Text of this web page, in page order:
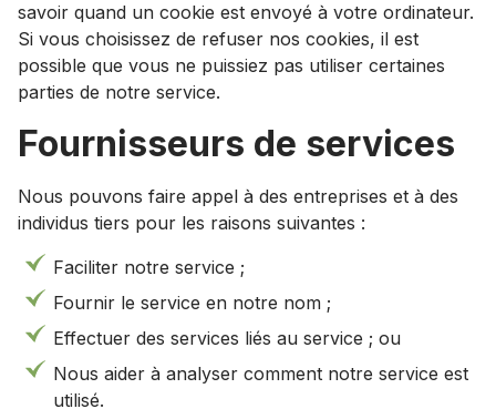
savoir quand un cookie est envoyé à votre ordinateur.
Si vous choisissez de refuser nos cookies, il est
possible que vous ne puissiez pas utiliser certaines
parties de notre service.
Fournisseurs de services
Nous pouvons faire appel à des entreprises et à des
individus tiers pour les raisons suivantes :
Faciliter notre service ;
Fournir le service en notre nom ;
Effectuer des services liés au service ; ou
Nous aider à analyser comment notre service est
utilisé.